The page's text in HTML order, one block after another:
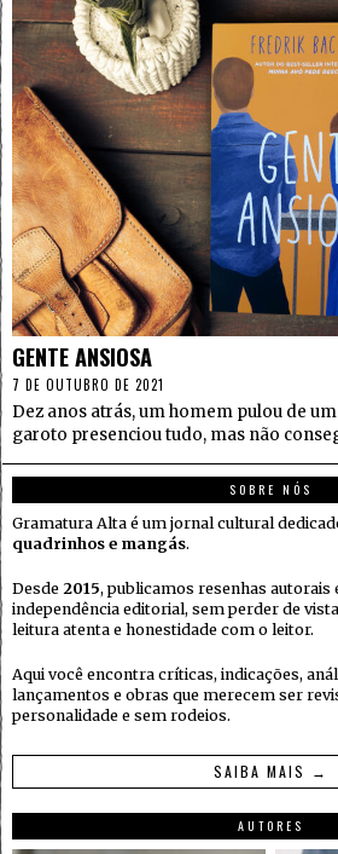
GENTE ANSIOSA
7 DE OUTUBRO DE 2021
Dez anos atrás, um homem pulou de
garoto presenciou tudo, mas não
SOBRE NÓS
Gramatura Alta é um jornal cultural
quadrinhos e mangás.
Desde 2015, publicamos resenhas
independência editorial, sem perder de
leitura atenta e honestidade com o leitor.
Aqui você encontra críticas, indicações,
lançamentos e obras que merecem ser
personalidade e sem rodeios.
SAIBA MAIS →
AUTORES